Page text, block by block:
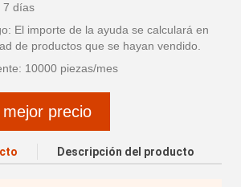
7 días
El importe de la ayuda se calculará en
de productos que se hayan vendido.
10000 piezas/mes
precio
Descripción del producto